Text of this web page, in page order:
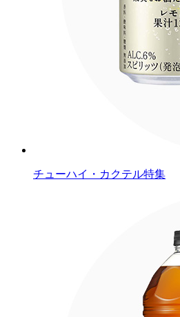
チューハイ・カクテル特集